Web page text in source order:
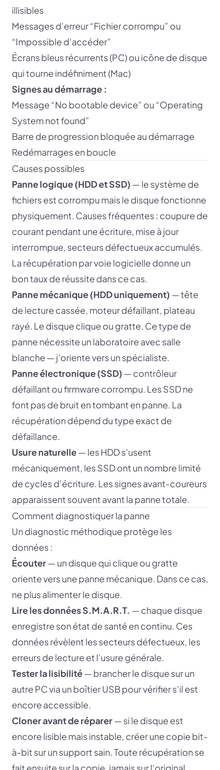
illisibles
Messages d’erreur “Fichier corrompu” ou
“Impossible d’accéder”
Écrans bleus récurrents (PC) ou icône de disque
qui tourne indéfiniment (Mac)
Signes au démarrage :
Message “No bootable device” ou “Operating
System not found”
Barre de progression bloquée au démarrage
Redémarrages en boucle
Causes possibles
Panne logique (HDD et SSD) — le système de
fichiers est corrompu mais le disque fonctionne
physiquement. Causes fréquentes : coupure de
courant pendant une écriture, mise à jour
interrompue, secteurs défectueux accumulés.
La récupération par voie logicielle donne un
bon taux de réussite dans ce cas.
Panne mécanique (HDD uniquement) — tête
de lecture cassée, moteur défaillant, plateau
rayé. Le disque clique ou gratte. Ce type de
panne nécessite un laboratoire avec salle
blanche — j’oriente vers un spécialiste.
Panne électronique (SSD) — contrôleur
défaillant ou firmware corrompu. Les SSD ne
font pas de bruit en tombant en panne. La
récupération dépend du type exact de
défaillance.
Usure naturelle— les HDD s’usent
mécaniquement, les SSD ont un nombre limité
de cycles d’écriture. Les signes avant-coureurs
apparaissent souvent avant la panne totale.
Comment diagnostiquer la panne
Un diagnostic méthodique protège les
données :
Écouter— un disque qui clique ou gratte
oriente vers une panne mécanique. Dans ce cas,
ne plus alimenter le disque.
Lire les données S.M.A.R.T. — chaque disque
enregistre son état de santé en continu. Ces
données révèlent les secteurs défectueux, les
erreurs de lecture et l’usure générale.
Tester la lisibilité— brancher le disque sur un
autre PC via un boîtier USB pour vérifier s’il est
encore accessible.
Cloner avant de réparer— si le disque est
encore lisible mais instable, créer une copie bit-
à-bit sur un support sain. Toute récupération se